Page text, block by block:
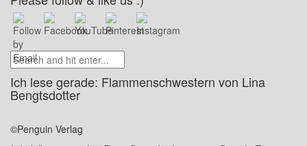
Ich lese gerade: Flammenschwestern von Lina
Bengtsdotter
©Penguin Verlag